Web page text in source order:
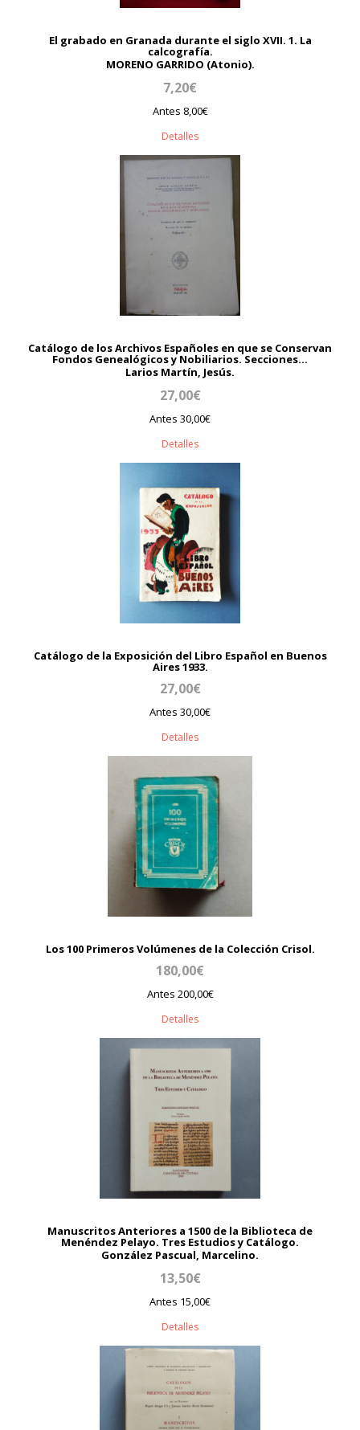
El grabado en Granada durante el siglo XVII. 1. La
calcografía.
MORENO GARRIDO (Atonio).
7,20€
Antes 8,00€
Detalles
Catálogo de los Archivos Españoles en que se Conservan
Fondos Genealógicos y Nobiliarios. Secciones...
Larios Martín, Jesús.
27,00€
Antes 30,00€
Detalles
Catálogo de la Exposición del Libro Español en Buenos
Aires 1933.
27,00€
Antes 30,00€
Detalles
Los 100 Primeros Volúmenes de la Colección Crisol.
180,00€
Antes 200,00€
Detalles
Manuscritos Anteriores a 1500 de la Biblioteca de
Menéndez Pelayo. Tres Estudios y Catálogo.
González Pascual, Marcelino.
13,50€
Antes 15,00€
Detalles